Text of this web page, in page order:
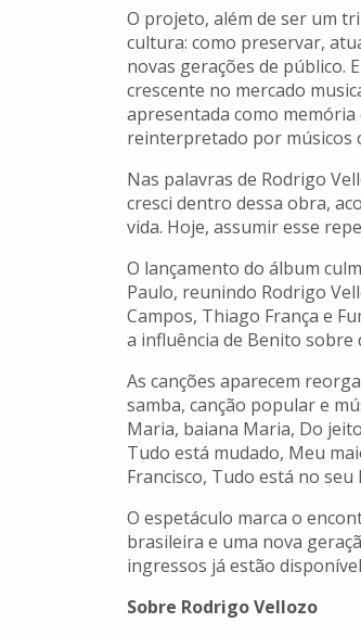
O projeto, além de ser um
cultura: como preservar,
novas gerações de público.
crescente no mercado
apresentada como
reinterpretado por músicos
Nas palavras de Rodrigo
cresci dentro dessa obra,
vida. Hoje, assumir esse
O lançamento do álbum
Paulo, reunindo Rodrigo
Campos, Thiago França e
a influência de Benito sobre
As canções aparecem
samba, canção popular e
Maria, baiana Maria, Do
Tudo está mudado, Meu
Francisco, Tudo está no seu
O espetáculo marca o
brasileira e uma nova
ingressos já estão
Sobre Rodrigo Vellozo